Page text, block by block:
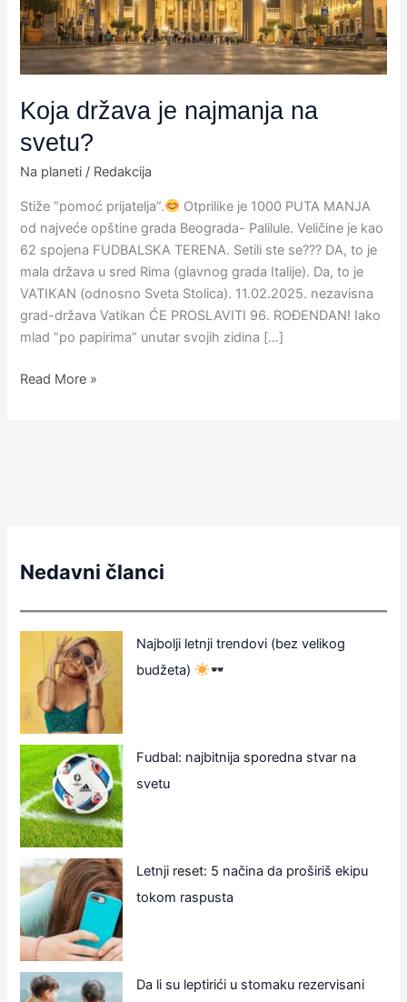
Koja država je najmanja na
svetu?
Na planeti / Redakcija
Stiže “pomoć prijatelja”.
Otprilike je 1000 PUTA MANJA
od najveće opštine grada Beograda- Palilule. Veličine je kao
62 spojena FUDBALSKA TERENA. ​Setili ste se??? ​DA, to je
mala država u sred Rima (glavnog grada Italije). Da, to je
VATIKAN (odnosno Sveta Stolica). 11.02.2025. nezavisna
grad-država Vatikan ĆE PROSLAVITI 96. ROĐENDAN! Iako
mlad “po papirima” unutar svojih zidina […]
Read More »
Nedavni članci
Najbolji letnji trendovi (bez velikog
budžeta)
Fudbal: najbitnija sporedna stvar na
svetu
Letnji reset: 5 načina da proširiš ekipu
tokom raspusta
Da li su leptirići u stomaku rezervisani